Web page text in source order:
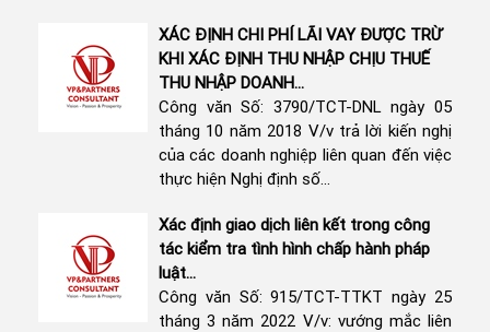
XÁC ĐỊNH CHI PHÍ LÃI VAY ĐƯỢC TRỪ
KHI XÁC ĐỊNH THU NHẬP CHỊU THUẾ
THU NHẬP DOANH...
Công văn Số: 3790/TCT-DNL ngày 05
tháng 10 năm 2018 V/v trả lời kiến nghị
của các doanh nghiệp liên quan đến việc
thực hiện Nghị định số...
Xác định giao dịch liên kết trong công
tác kiểm tra tình hình chấp hành pháp
luật...
Công văn Số: 915/TCT-TTKT ngày 25
tháng 3 năm 2022 V/v: vướng mắc liên